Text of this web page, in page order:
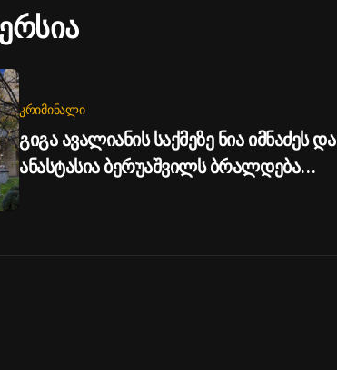
ᲙᲠᲘᲛᲘᲜᲐᲚᲘ
გიგა ავალიანის საქმეზე ნია იმნაძეს და
ანასტასია ბერუაშვილს ბრალდება